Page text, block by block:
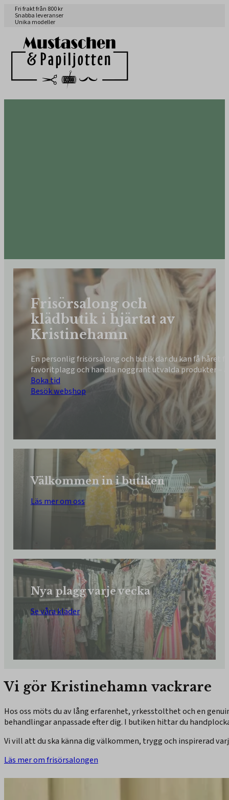
Fri frakt från 800 kr
Snabba leveranser
Unika modeller
Frisörsalong och
klädbutik i hjärtat av
Kristinehamn
En personlig frisörsalong och butik där du kan få håret
favoritplagg och handla noggrant utvalda produkter –
Boka tid
Besök webshop
Välkommen in i butiken
Läs mer om oss
Nya plagg varje vecka
Se våra kläder
Vi gör Kristinehamn vackrare
Hos oss möts du av lång erfarenhet, yrkesstolthet och en
behandlingar anpassade efter dig. I butiken hittar du
Vi vill att du ska känna dig välkommen, trygg och inspirerad
Läs mer om frisörsalongen